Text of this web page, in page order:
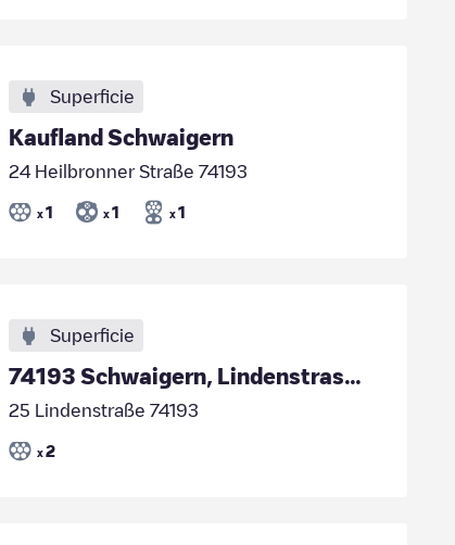
Superficie
Kaufland Schwaigern
24 Heilbronner Straße 74193
x 1 x 1 x 1
Superficie
74193 Schwaigern, Lindenstrasse 27
25 Lindenstraße 74193
x 2